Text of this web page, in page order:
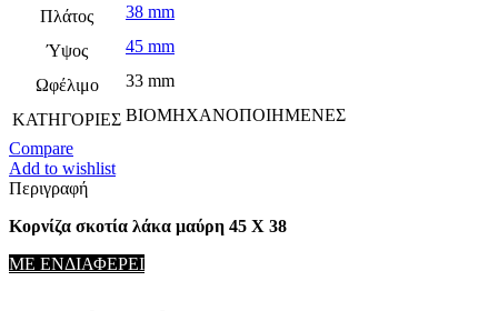
Πλάτος 38 mm
Ύψος 45 mm
Ωφέλιμο 33 mm
ΚΑΤΗΓΟΡΙΕΣ ΒΙΟΜΗΧΑΝΟΠΟΙΗΜΕΝΕΣ
Compare
Add to wishlist
Περιγραφή
Κορνίζα σκοτία λάκα μαύρη 45 Χ 38
ΜΕ ΕΝΔΙΑΦΕΡΕΙ